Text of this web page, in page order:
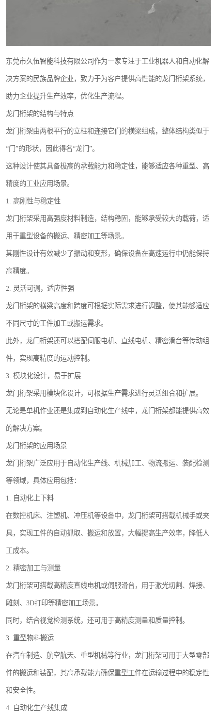
东莞市久伍智能科技有限公司作为一家专注于工业机器人和自动化解
决方案的民族品牌企业，致力于为客户提供高性能的龙门桁架系统，
助力企业提升生产效率，优化生产流程。
龙门桁架的结构与特点
龙门桁架由两根平行的立柱和连接它们的横梁组成，整体结构类似于
“门”的形状，因此得名“龙门”。
这种设计使其具备极高的承载能力和稳定性，能够适应各种重型、高
精度的工业应用场景。
1. 高刚性与稳定性
龙门桁架采用高强度材料制造，结构稳固，能够承受较大的载荷，适
用于重型设备的搬运、精密加工等场景。
其刚性设计有效减少了振动和变形，确保设备在高速运行中仍能保持
高精度。
2. 灵活可调，适应性强
龙门桁架的横梁高度和跨度可根据实际需求进行调整，使其能够适应
不同尺寸的工件加工或搬运需求。
此外，龙门桁架还可以搭配伺服电机、直线电机、精密滑台等传动组
件，实现高精度的运动控制。
3. 模块化设计，易于扩展
龙门桁架采用模块化设计，可根据生产需求进行灵活组合和扩展。
无论是单机作业还是集成到自动化生产线中，龙门桁架都能提供高效
的解决方案。
龙门桁架的应用场景
龙门桁架广泛应用于自动化生产线、机械加工、物流搬运、装配检测
等领域，具体应用包括：
1. 自动化上下料
在数控机床、注塑机、冲压机等设备中，龙门桁架可搭载机械手或夹
具，实现工件的自动抓取、搬运和放置，大幅提高生产效率，降低人
工成本。
2. 精密加工与测量
龙门桁架可搭载高精度直线电机或伺服滑台，用于激光切割、焊接、
雕刻、3D打印等精密加工场景。
同时，结合视觉检测系统，还可用于高精度测量和质量控制。
3. 重型物料搬运
在汽车制造、航空航天、重型机械等行业，龙门桁架可用于大型零部
件的搬运和装配，其高承载能力确保重型工件在运输过程中的稳定性
和安全性。
4. 自动化生产线集成